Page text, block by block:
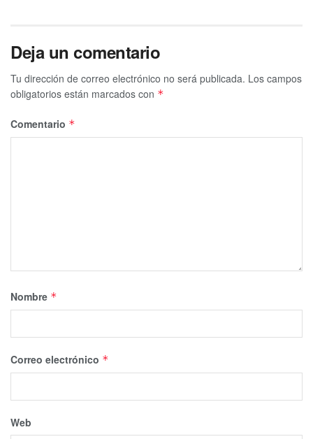
Deja un comentario
Tu dirección de correo electrónico no será publicada. Los campos
obligatorios están marcados con *
Comentario *
Nombre *
Correo electrónico *
Web